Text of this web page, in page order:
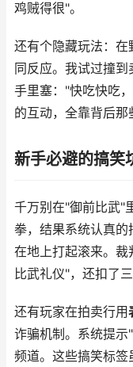
鸡贼得很"。
还有个隐藏玩法：在
同反应。我试过撞
手里塞："快吃快吃
的互动，全靠背后那
新手必避的搞笑
千万别在"御前比武"
拳，结果系统认真
在地上打起滚来。裁
比武礼仪"，还扣了三
还有玩家在拍卖行用
诈骗机制。系统提
频道。这些搞笑标